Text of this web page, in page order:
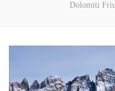
Dolomiti